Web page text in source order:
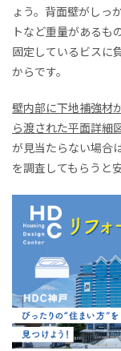
ょう。背面壁がしっ
トなど重量があるも
固定しているビスに
からです。
壁内部に下地補強材
ら渡された平面詳細
が見当たらない場合
を調査してもらうと